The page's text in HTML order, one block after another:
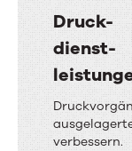
Druck-
dienst-
verbessern.